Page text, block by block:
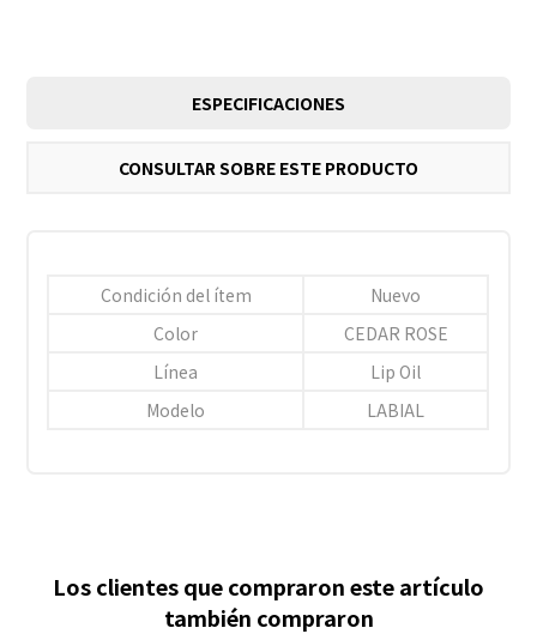
ESPECIFICACIONES
CONSULTAR SOBRE ESTE PRODUCTO
Condición del ítem
Nuevo
Color
CEDAR ROSE
Línea
Lip Oil
Modelo
LABIAL
Los clientes que compraron este artículo
también compraron